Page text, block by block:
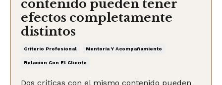
contenido pueden tener
efectos completamente
distintos
Criterio Profesional Mentoría Y Acompañamiento
Relación Con El Cliente
Dos críticas con el mismo contenido pueden